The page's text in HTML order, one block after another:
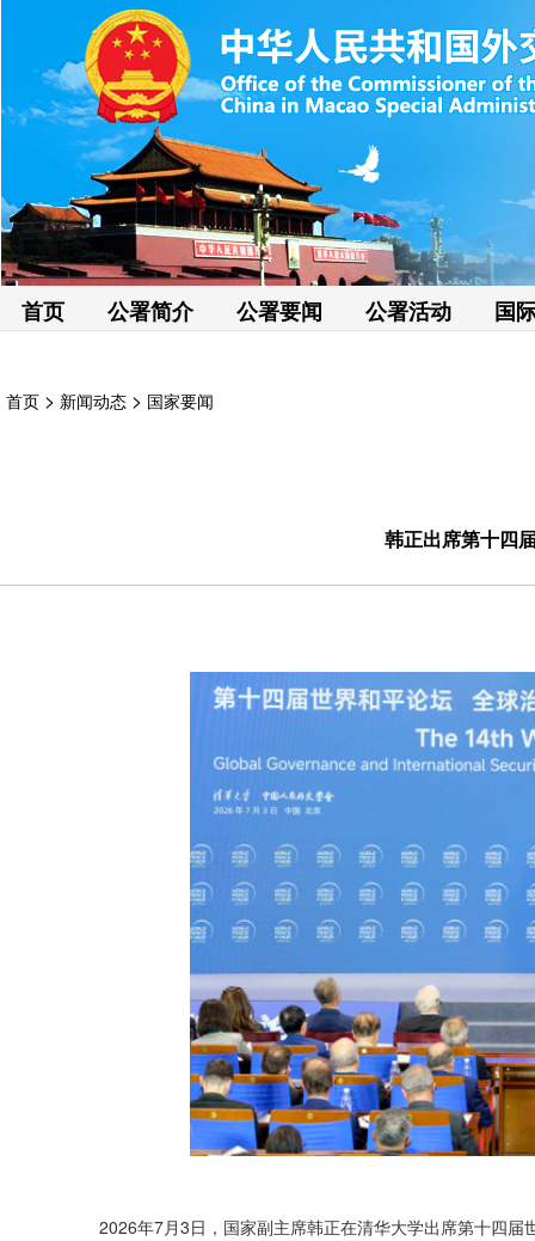
首页 公署简介 公署要闻 公署活动 国
首页 > 新闻动态 > 国家要闻
韩正出席第十四
2026年7月3日，国家副主席韩正在清华大学出席第十四届